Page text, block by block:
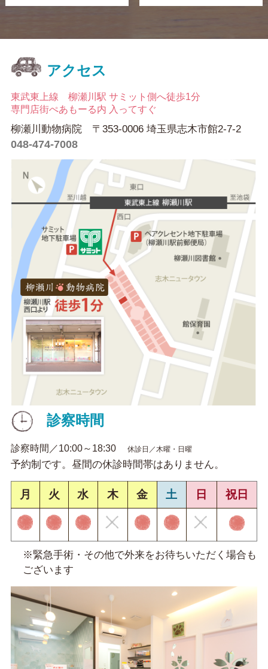
アクセス
東武東上線 柳瀬川駅 サミット側へ徒歩1分
専門店街ぺあもーる内 入ってすぐ
柳瀬川動物病院 〒353-0006 埼玉県志木市館2-7-2
048-474-7008
診察時間
診察時間／10:00～18:30 休診日／木曜・日曜
予約制です。昼間の休診時間帯はありません。
月 火 水 木 金 土 日 祝日
※緊急手術・その他で外来をお待ちいただく場合も
ございます